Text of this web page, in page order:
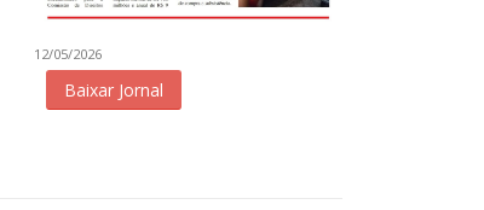
12/05/2026
Baixar Jornal